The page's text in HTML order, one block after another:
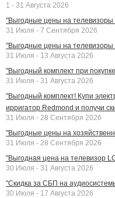
1 - 31 Августа 2026
"Выгодные цены на телевизоры
31 Июля - 7 Сентября 2026
"Выгодные цены на телевизоры
31 Июля - 13 Августа 2026
"Выгодный комплект при
31 Июля - 31 Августа 2026
"Выгодный комплект! Купи
ирригатор Redmond и получи
31 Июля - 28 Сентября 2026
"Выгодные цены на
31 Июля - 28 Сентября 2026
"Выгодная цена на телевизор
30 Июля - 31 Августа 2026
"Скидка за СБП на
30 Июля - 17 Августа 2026